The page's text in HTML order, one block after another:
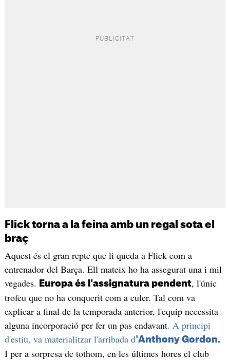
Flick torna a la feina amb un regal sota el
braç
Aquest és el gran repte que li queda a Flick com a
entrenador del Barça. Ell mateix ho ha assegurat una i mil
vegades.
Europa és l'assignatura pendent, l'únic
trofeu que no ha conquerit com a culer. Tal com va
explicar a final de la temporada anterior, l'equip necessita
alguna incorporació per fer un pas endavant. A principi
d'estiu, va materialitzar l'arribada d'Anthony Gordon.
I per a sorpresa de tothom, en les últimes hores el club